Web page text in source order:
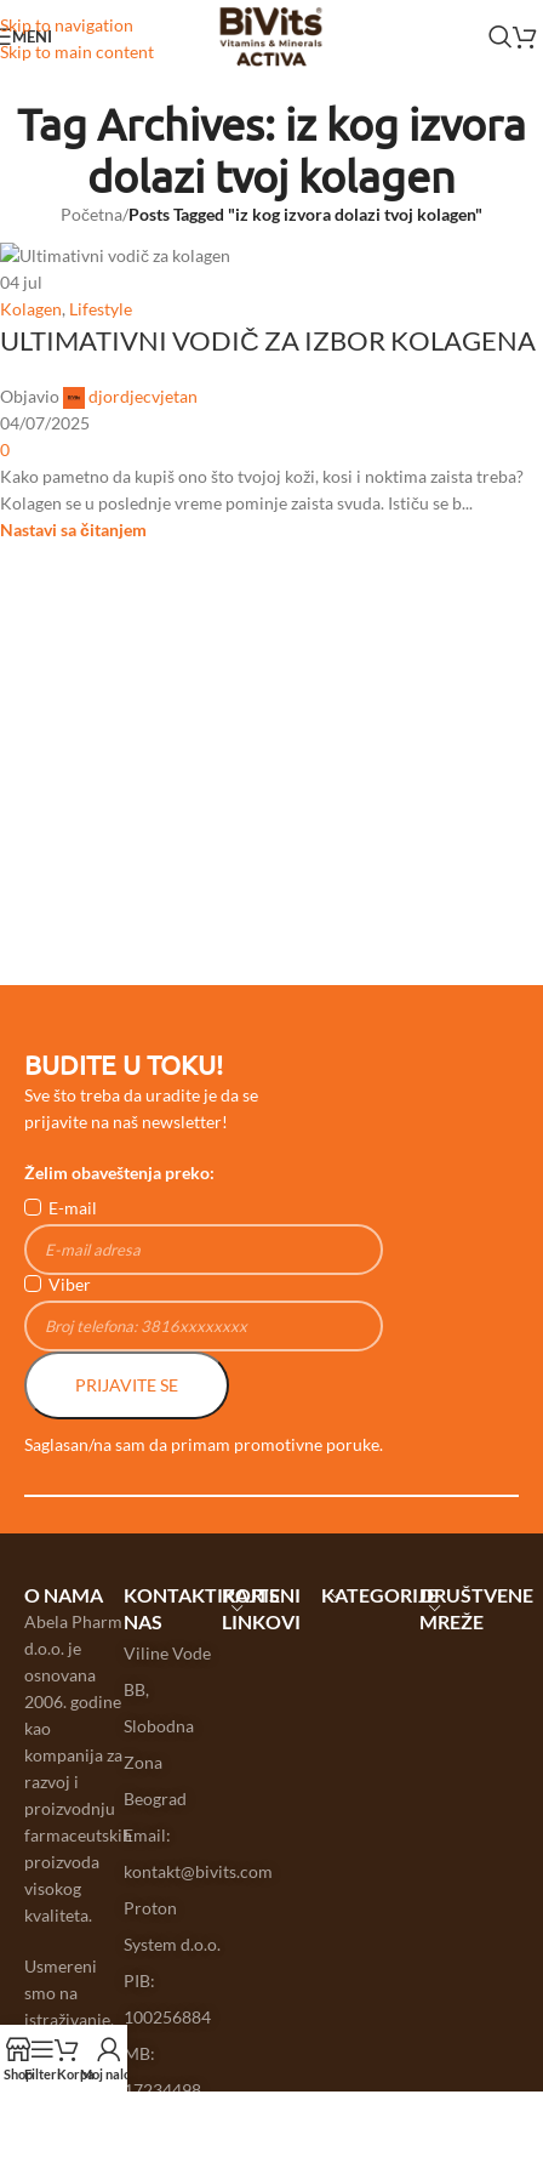
Skip to navigation
Skip to main content
MENI
Tag Archives: iz kog izvora
dolazi tvoj kolagen
Početna/Posts Tagged "iz kog izvora dolazi tvoj kolagen"
04 jul
Kolagen, Lifestyle
ULTIMATIVNI VODIČ ZA IZBOR KOLAGENA
Objavio
djordjecvjetan
04/07/2025
0
Kako pametno da kupiš ono što tvojoj koži, kosi i noktima zaista treba?
Kolagen se u poslednje vreme pominje zaista svuda. Ističu se b...
Nastavi sa čitanjem
BUDITE U TOKU!
Sve što treba da uradite je da se
prijavite na naš newsletter!
Želim obaveštenja preko:
E-mail
Viber
PRIJAVITE SE
Saglasan/na sam da primam promotivne poruke.
O NAMA
Abela Pharm
d.o.o. je
osnovana
2006. godine
kao
kompanija za
razvoj i
proizvodnju
farmaceutskih
proizvoda
visokog
kvaliteta.
Usmereni
smo na
istraživanje,
razvoj i
proizvodnju
KONTAKTIRAJTE
NAS
Viline Vode
BB,
Slobodna
Zona
Beograd
Email:
kontakt@bivits.com
Proton
System d.o.o.
PIB:
100256884
MB:
17234498
KORISNI
LINKOVI
KATEGORIJEDRUŠTVENE
MREŽE
ShopFilteriKorpaMoj nalog